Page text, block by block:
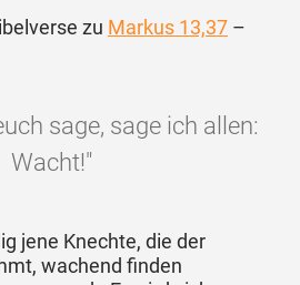
zu Markus 13,37 –
sage, sage ich allen:
Wacht!"
jene Knechte, die der
wachend finden